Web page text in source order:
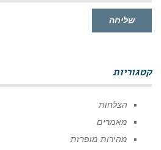
שליחה
קטגוריות
הצלחות
מאמרים
מהירות מופרזת